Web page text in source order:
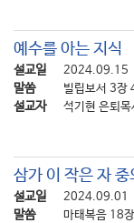
사로잡혀서 ‘하나
이름으로 기도합니
제대로 할 수 없을
스스로는 감사기도
우리는 식사 감사기
아니 오히려 예수
보이지는 않는 이 식
분이셨습니다.
사복음서에 보면 주
예수를 아는 지식
설교일 2024.09.15
말씀 빌립보서 3장
설교자 석기현 은퇴목
삼가 이 작은 자
설교일 2024.09.01
말씀 마태복음 18